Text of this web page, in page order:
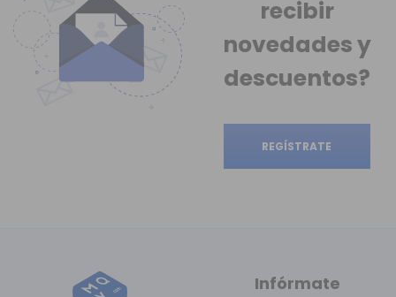
recibir
novedadesy
descuentos?
REGÍSTRATE
Infórmate